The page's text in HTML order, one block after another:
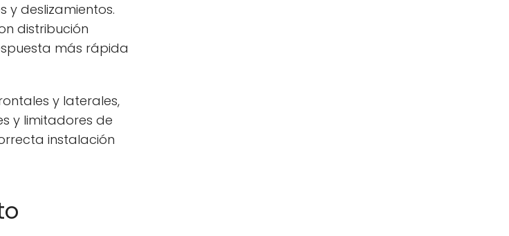
y deslizamientos.
distribución
más rápida
y laterales,
y limitadores de
instalación